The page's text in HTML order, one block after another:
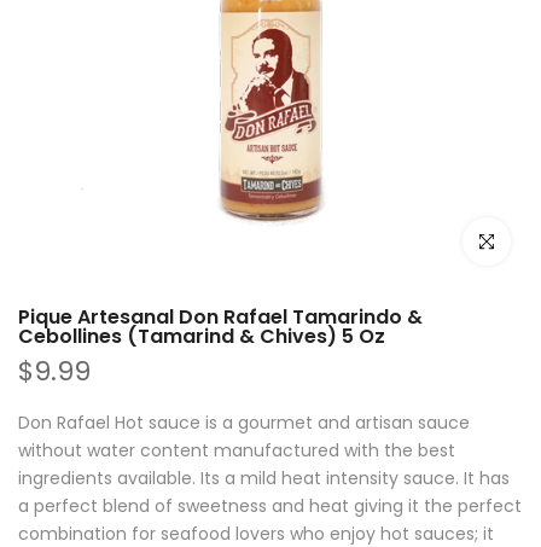
Haz clic
Pique Artesanal Don Rafael Tamarindo &
Cebollines (Tamarind & Chives) 5 Oz
$9.99
Don Rafael Hot sauce is a gourmet and artisan sauce
without water content manufactured with the best
ingredients available. Its a mild heat intensity sauce. It has
a perfect blend of sweetness and heat giving it the perfect
combination for seafood lovers who enjoy hot sauces; it